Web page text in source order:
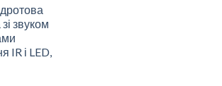
звуком
IR і LED,